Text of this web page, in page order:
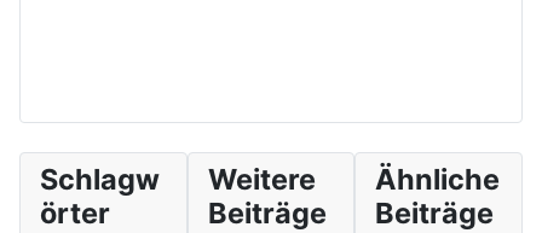
Schlagw
örter
Weitere
Beiträge
Ähnliche
Beiträge